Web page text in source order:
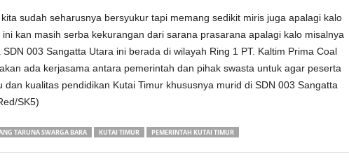
sudah seharusnya bersyukur tapi memang sedikit miris juga apalagi kalo
ini kan masih serba kekurangan dari sarana prasarana apalagi kalo misalnya
003 Sangatta Utara ini berada di wilayah Ring 1 PT. Kaltim Prima Coal
ada kerjasama antara pemerintah dan pihak swasta untuk agar peserta
dan kualitas pendidikan Kutai Timur khususnya murid di SDN 003 Sangatta
SK5)
TARUNA SWARGA BARA KUTAI TIMUR PEMERINTAH KUTAI TIMUR